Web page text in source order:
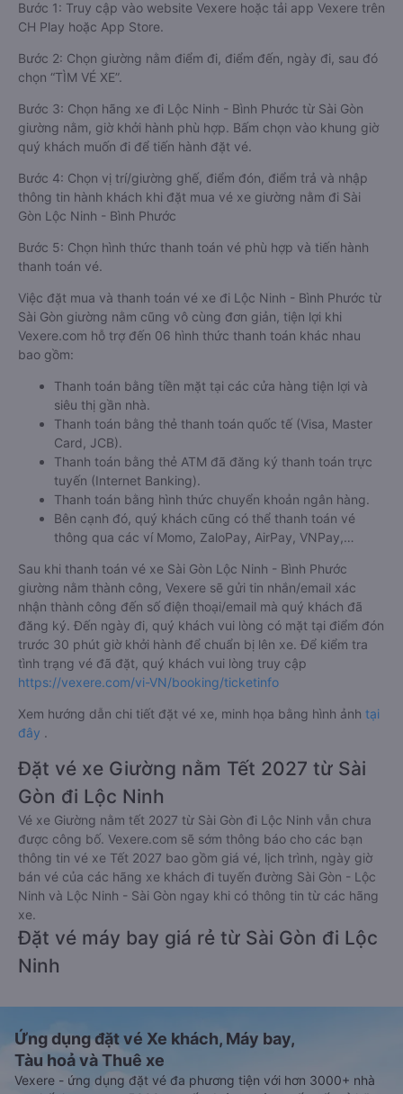
Bước 1: Truy cập vào website Vexere hoặc tải app Vexere trên
CH Play hoặc App Store.
Bước 2: Chọn giường nằm điểm đi, điểm đến, ngày đi, sau đó
chọn “TÌM VÉ XE”.
Bước 3: Chọn hãng xe đi Lộc Ninh - Bình Phước từ Sài Gòn
giường nằm, giờ khởi hành phù hợp. Bấm chọn vào khung giờ
quý khách muốn đi để tiến hành đặt vé.
Bước 4: Chọn vị trí/giường ghế, điểm đón, điểm trả và nhập
thông tin hành khách khi đặt mua vé xe giường nằm đi Sài
Gòn Lộc Ninh - Bình Phước
Bước 5: Chọn hình thức thanh toán vé phù hợp và tiến hành
thanh toán vé.
Việc đặt mua và thanh toán vé xe đi Lộc Ninh - Bình Phước từ
Sài Gòn giường nằm cũng vô cùng đơn giản, tiện lợi khi
Vexere.com hỗ trợ đến 06 hình thức thanh toán khác nhau
bao gồm:
Thanh toán bằng tiền mặt tại các cửa hàng tiện lợi và
siêu thị gần nhà.
Thanh toán bằng thẻ thanh toán quốc tế (Visa, Master
Card, JCB).
Thanh toán bằng thẻ ATM đã đăng ký thanh toán trực
tuyến (Internet Banking).
Thanh toán bằng hình thức chuyển khoản ngân hàng.
Bên cạnh đó, quý khách cũng có thể thanh toán vé
thông qua các ví Momo, ZaloPay, AirPay, VNPay,…
Sau khi thanh toán vé xe Sài Gòn Lộc Ninh - Bình Phước
giường nằm thành công, Vexere sẽ gửi tin nhắn/email xác
nhận thành công đến số điện thoại/email mà quý khách đã
đăng ký. Đến ngày đi, quý khách vui lòng có mặt tại điểm đón
trước 30 phút giờ khởi hành để chuẩn bị lên xe. Để kiểm tra
tình trạng vé đã đặt, quý khách vui lòng truy cập
https://vexere.com/vi-VN/booking/ticketinfo
Xem hướng dẫn chi tiết đặt vé xe, minh họa bằng hình ảnh tại
đây .
Đặt vé xe Giường nằm Tết 2027 từ Sài
Gòn đi Lộc Ninh
Vé xe Giường nằm tết 2027 từ Sài Gòn đi Lộc Ninh vẫn chưa
được công bố. Vexere.com sẽ sớm thông báo cho các bạn
thông tin vé xe Tết 2027 bao gồm giá vé, lịch trình, ngày giờ
bán vé của các hãng xe khách đi tuyến đường Sài Gòn - Lộc
Ninh và Lộc Ninh - Sài Gòn ngay khi có thông tin từ các hãng
xe.
Đặt vé máy bay giá rẻ từ Sài Gòn đi Lộc
Ninh
Ứng dụng đặt vé Xe khách, Máy bay,
Tàu hoả và Thuê xe
Vexere - ứng dụng đặt vé đa phương tiện với hơn 3000+ nhà